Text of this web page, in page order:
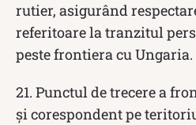
rutier, asigurând
referitoare la tranzitul
peste frontiera cu Ungaria.
21. Punctul de trecere a
și corespondent pe